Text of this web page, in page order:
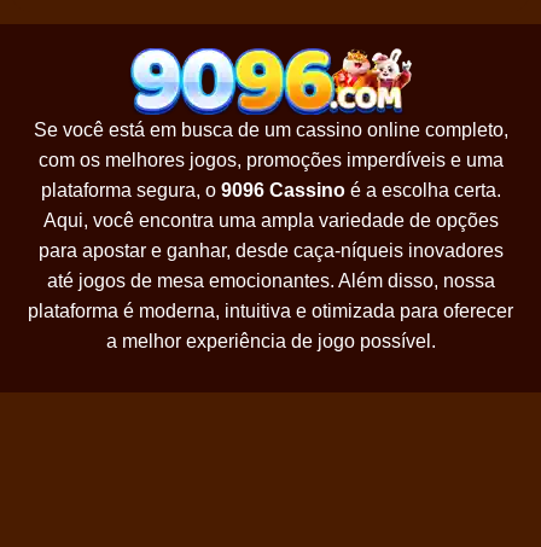
Se você está em busca de um cassino online completo,
com os melhores jogos, promoções imperdíveis e uma
plataforma segura, o 9096 Cassinoé a escolha certa.
Aqui, você encontra uma ampla variedade de opções
para apostar e ganhar, desde caça-níqueis inovadores
até jogos de mesa emocionantes. Além disso, nossa
plataforma é moderna, intuitiva e otimizada para oferecer
a melhor experiência de jogo possível.